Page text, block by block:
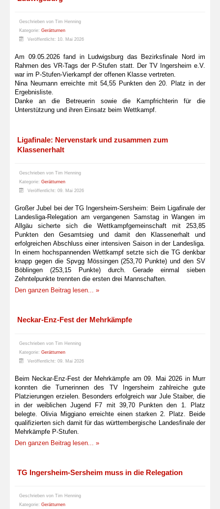
Geschrieben von Tim Henning
Kategorie: Gerätturnen
Veröffentlicht: 10. Mai 2026
Am 09.05.2026 fand in Ludwigsburg das Bezirksfinale Nord im
Rahmen des VR-Tags der P-Stufen statt. Der TV Ingersheim e.V.
war im P-Stufen-Vierkampf der offenen Klasse vertreten.
Nina Neumann erreichte mit 54,55 Punkten den 20. Platz in der
Ergebnisliste.
Danke an die Betreuerin sowie die Kampfrichterin für die
Unterstützung und ihren Einsatz beim Wettkampf.
Ligafinale: Nervenstark und zusammen zum
Klassenerhalt
Geschrieben von Tim Henning
Kategorie: Gerätturnen
Veröffentlicht: 09. Mai 2026
Großer Jubel bei der TG Ingersheim-Sersheim: Beim Ligafinale der
Landesliga-Relegation am vergangenen Samstag in Wangen im
Allgäu sicherte sich die Wettkampfgemeinschaft mit 253,85
Punkten den Gesamtsieg und damit den Klassenerhalt und
erfolgreichen Abschluss einer intensiven Saison in der Landesliga.
In einem hochspannenden Wettkampf setzte sich die TG denkbar
knapp gegen die Spvgg Mössingen (253,70 Punkte) und den SV
Böblingen (253,15 Punkte) durch. Gerade einmal sieben
Zehntelpunkte trennten die ersten drei Mannschaften.
Den ganzen Beitrag lesen... »
Neckar-Enz-Fest der Mehrkämpfe
Geschrieben von Tim Henning
Kategorie: Gerätturnen
Veröffentlicht: 09. Mai 2026
Beim Neckar-Enz-Fest der Mehrkämpfe am 09. Mai 2026 in Murr
konnten die Turnerinnen des TV Ingersheim zahlreiche gute
Platzierungen erzielen. Besonders erfolgreich war Jule Staiber, die
in der weiblichen Jugend F7 mit 39,70 Punkten den 1. Platz
belegte. Olivia Miggiano erreichte einen starken 2. Platz. Beide
qualifizierten sich damit für das württembergische Landesfinale der
Mehrkämpfe P-Stufen.
Den ganzen Beitrag lesen... »
TG Ingersheim-Sersheim muss in die Relegation
Geschrieben von Tim Henning
Kategorie: Gerätturnen